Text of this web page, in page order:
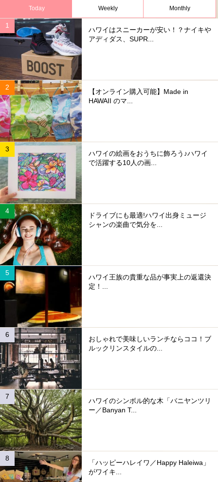
Today Weekly Monthly
ハワイはスニーカーが安い！？ナイキや
アディダス、SUPR...
【オンライン購入可能】Made in
HAWAII のマ...
ハワイの絵画をおうちに飾ろう♪ハワイ
で活躍する10人の画...
ドライブにも最適!ハワイ出身ミュージ
シャンの楽曲で気分を...
ハワイ王族の貴重な品が事実上の返還決
定！...
おしゃれで美味しいランチならココ！ブ
ルックリンスタイルの...
ハワイのシンボル的な木「バニヤンツリ
ー／Banyan T...
「ハッピーハレイワ／Happy Haleiwa」
がワイキ...